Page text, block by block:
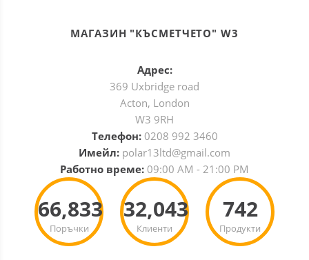
МАГАЗИН "КЪСМЕТЧЕТО" W3
Адрес:
369 Uxbridge road
Acton, London
W3 9RH
Телефон: 0208 992 3460
Имейл: polar13ltd@gmail.com
Работно време: 09:00 AM - 21:00 PM
Поръчки
66,833
Клиенти
32,043
Продукти
742